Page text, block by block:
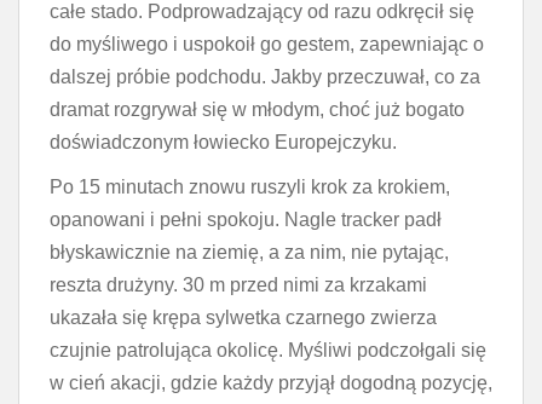
całe stado. Podprowadzający od razu odkręcił się
do myśliwego i uspokoił go gestem, zapewniając o
dalszej próbie podchodu. Jakby przeczuwał, co za
dramat rozgrywał się w młodym, choć już bogato
doświadczonym łowiecko Europejczyku.
Po 15 minutach znowu ruszyli krok za krokiem,
opanowani i pełni spokoju. Nagle tracker padł
błyskawicznie na ziemię, a za nim, nie pytając,
reszta drużyny. 30 m przed nimi za krzakami
ukazała się krępa sylwetka czarnego zwierza
czujnie patrolująca okolicę. Myśliwi podczołgali się
w cień akacji, gdzie każdy przyjął dogodną pozycję,